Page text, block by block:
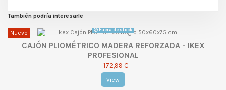
También podría interesarle
Nuevo Fuera de stock
CAJÓN PLIOMÉTRICO MADERA REFORZADA - IKEX
PROFESIONAL
172,99 €
View